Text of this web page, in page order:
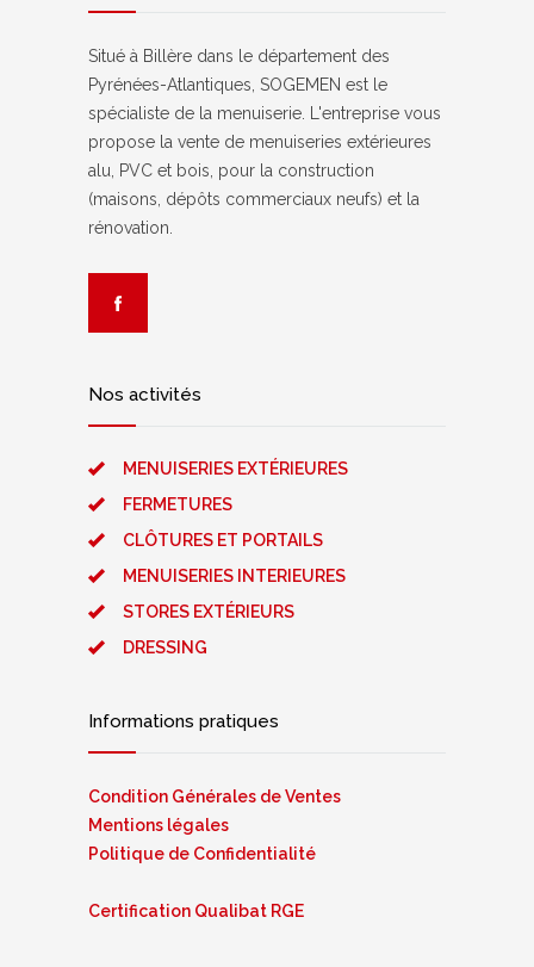
Situé à Billère dans le département des
Pyrénées-Atlantiques, SOGEMEN est le
spécialiste de la menuiserie. L'entreprise vous
propose la vente de menuiseries extérieures
alu, PVC et bois, pour la construction
(maisons, dépôts commerciaux neufs) et la
rénovation.
Nos activités
MENUISERIES EXTÉRIEURES
FERMETURES
CLÔTURES ET PORTAILS
MENUISERIES INTERIEURES
STORES EXTÉRIEURS
DRESSING
Informations pratiques
Condition Générales de Ventes
Mentions légales
Politique de Confidentialité
Certification Qualibat RGE